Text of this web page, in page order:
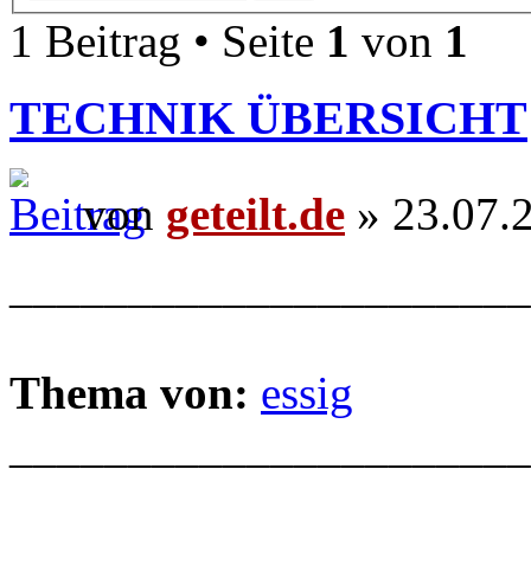
1 Beitrag • Seite 1 von 1
TECHNIK ÜBERSICHT
von geteilt.de »
Thema von: essig